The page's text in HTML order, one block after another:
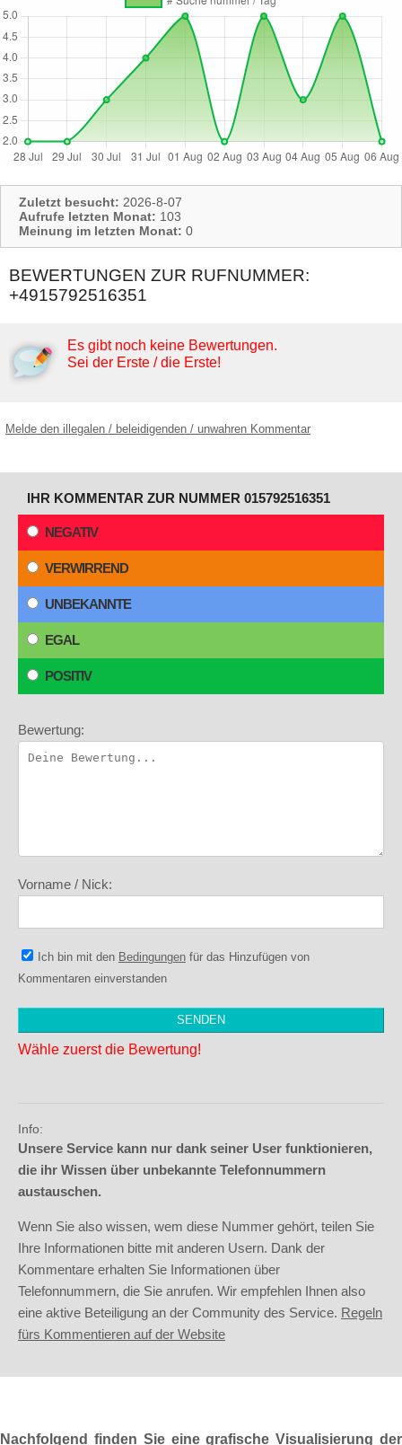
Zuletzt besucht: 2026-8-07
Aufrufe letzten Monat: 103
Meinung im letzten Monat: 0
BEWERTUNGEN ZUR RUFNUMMER:
+4915792516351
Es gibt noch keine Bewertungen.
Sei der Erste / die Erste!
Melde den illegalen / beleidigenden / unwahren Kommentar
IHR KOMMENTAR ZUR NUMMER 015792516351
NEGATIV
VERWIRREND
UNBEKANNTE
EGAL
POSITIV
Bewertung:
Vorname / Nick:
Ich bin mit den Bedingungen für das Hinzufügen von
Kommentaren einverstanden
Wähle zuerst die Bewertung!
Info:
Unsere Service kann nur dank seiner User funktionieren,
die ihr Wissen über unbekannte Telefonnummern
austauschen.
Wenn Sie also wissen, wem diese Nummer gehört, teilen Sie
Ihre Informationen bitte mit anderen Usern. Dank der
Kommentare erhalten Sie Informationen über
Telefonnummern, die Sie anrufen. Wir empfehlen Ihnen also
eine aktive Beteiligung an der Community des Service. Regeln
fürs Kommentieren auf der Website
Nachfolgend finden Sie eine grafische Visualisierung der